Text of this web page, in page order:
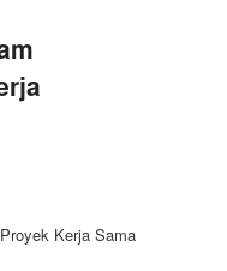
Kerja Sama